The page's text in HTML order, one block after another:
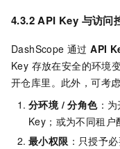
4.3.2 API Key 与访问
DashScope 通过API
Key 存放在安全的环境
开仓库里。此外，可考
分环境 / 分角色：
Key；或为不同租户
最小权限 ：只授予